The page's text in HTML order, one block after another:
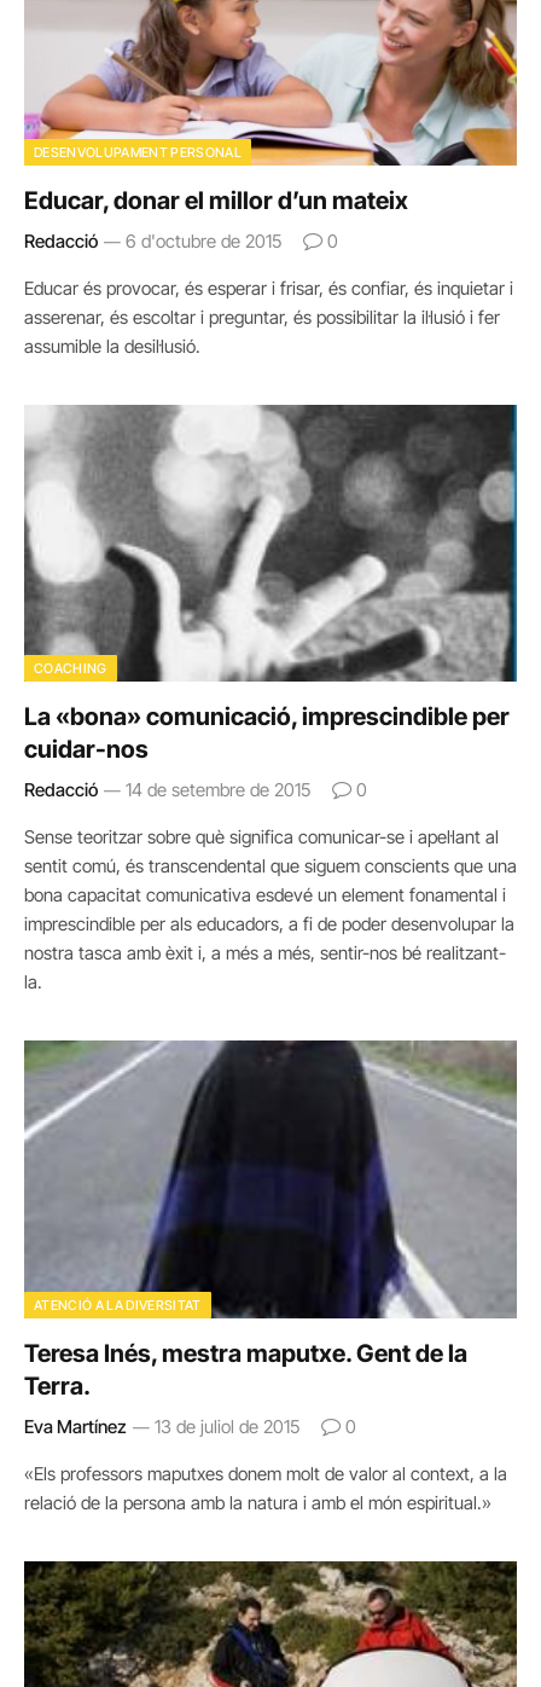
DESENVOLUPAMENT PERSONAL
Educar, donar el millor d’un mateix
Redacció 6 d'octubre de 2015 0
Educar és provocar, és esperar i frisar, és confiar, és inquietar i
asserenar, és escoltar i preguntar, és possibilitar la il·lusió i fer
assumible la desil·lusió.
COACHING
La «bona» comunicació, imprescindible per
cuidar-nos
Redacció 14 de setembre de 2015 0
Sense teoritzar sobre què significa comunicar-se i apel·lant al
sentit comú, és transcendental que siguem conscients que una
bona capacitat comunicativa esdevé un element fonamental i
imprescindible per als educadors, a fi de poder desenvolupar la
nostra tasca amb èxit i, a més a més, sentir-nos bé realitzant-
la.
ATENCIÓ A LA DIVERSITAT
Teresa Inés, mestra maputxe. Gent de la
Terra.
Eva Martínez 13 de juliol de 2015 0
«Els professors maputxes donem molt de valor al context, a la
relació de la persona amb la natura i amb el món espiritual.»